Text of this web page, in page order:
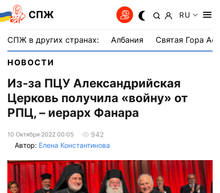
СПЖ RU
СПЖ в других странах: Албания Святая Гора
НОВОСТИ
Из-за ПЦУ Александрийская
Церковь получила «войну» от
РПЦ, – иерарх Фанара
10 Октября 2022 00:05
942
Автор: Елена Константинова